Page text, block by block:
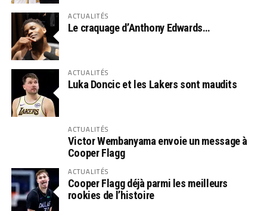
ACTUALITÉS
Le craquage d’Anthony Edwards…
ACTUALITÉS
Luka Doncic et les Lakers sont maudits
ACTUALITÉS
Victor Wembanyama envoie un message à
Cooper Flagg
ACTUALITÉS
Cooper Flagg déjà parmi les meilleurs
rookies de l’histoire